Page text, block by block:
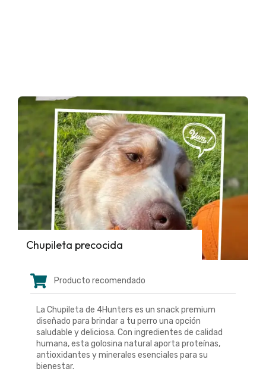
Chupileta precocida
Producto recomendado
La Chupileta de 4Hunters es un snack premium
diseñado para brindar a tu perro una opción
saludable y deliciosa. Con ingredientes de calidad
humana, esta golosina natural aporta proteínas,
antioxidantes y minerales esenciales para su
bienestar.